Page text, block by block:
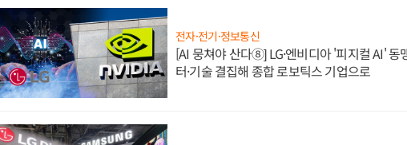
전자·전기·정보통신
[AI 뭉쳐야 산다⑧] LG·엔비디아 '피지컬 AI' 동
터·기술 결집해 종합 로보틱스 기업으로